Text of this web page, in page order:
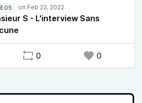
colères et dirigé contre les
société à bout de souffle. Le
S, clap, c’est parti !
S - L'interview Sans
0 0